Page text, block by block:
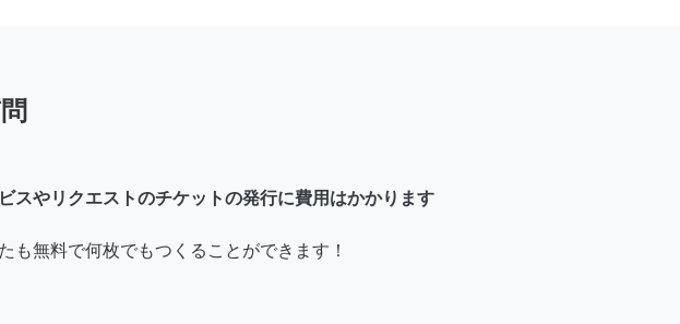
スやリクエストのチケットの発行に費用はかかります
も無料で何枚でもつくることができます！